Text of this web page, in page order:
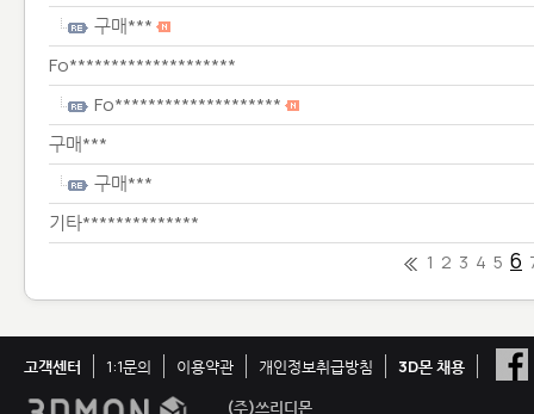
구매***
Fo********************
Fo********************
구매***
구매***
기타**************
1 2 3 4 5 6
고객센터 1:1문의 이용약관 개인정보취급방침
3D몬 채용
(주)쓰리디몬